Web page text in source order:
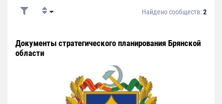
Найдено сообществ:2
Документы стратегического планирования Брянской
области